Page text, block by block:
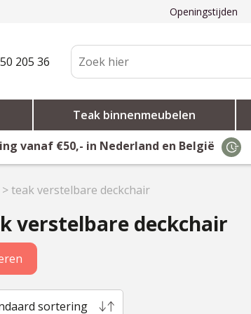
Openingstijden
205 36
Teak binnenmeubelen
vanaf €50,- in Nederland en België
>teak verstelbare deckchair
verstelbare deckchair
sortering